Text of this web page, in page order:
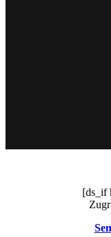
[ds_if